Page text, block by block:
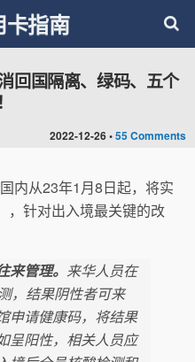
卡指南
2022-12-26 •55 Comments
回国隔离、绿码、五个
内从23年1月8日起，将实
，针对出入境最关键的改
来管理。 来华人员在
，结果阴性者可来
申请健康码，将结果
呈阳性，相关人员应